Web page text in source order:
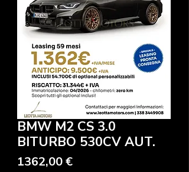
BMW M2 CS 3.0
BITURBO 530CV AUT.
1362,00 €Precio